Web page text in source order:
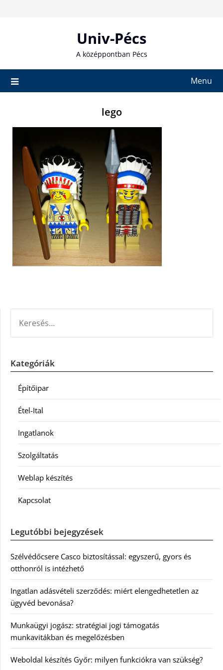
Univ-Pécs
A középpontban Pécs
Menu
lego
Kategóriák
Építőipar
Étel-Ital
Ingatlanok
Szolgáltatás
Weblap készítés
Kapcsolat
Legutóbbi bejegyzések
Szélvédőcsere Casco biztosítással: egyszerű, gyors és
otthonról is intézhető
Ingatlan adásvételi szerződés: miért elengedhetetlen az
ügyvéd bevonása?
Munkaügyi jogász: stratégiai jogi támogatás
munkavitákban és megelőzésben
Weboldal készítés Győr: milyen funkciókra van szükség?